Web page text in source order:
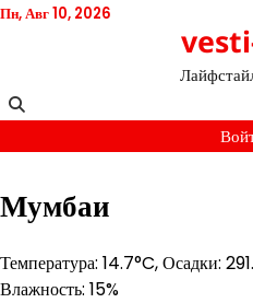
Перейти
Пн, Авг 10, 2026
Мумбаи
Температура: 14.7°C, Осадки:
Влажность: 15%